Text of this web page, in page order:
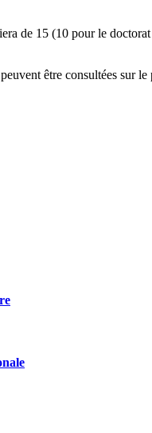
de 15 (10 pour le
être consultées sur